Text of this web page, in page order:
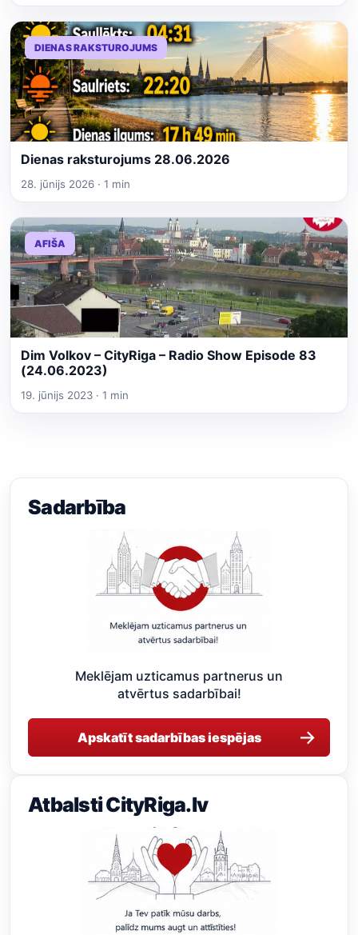
DIENAS RAKSTUROJUMS
Dienas raksturojums 28.06.2026
28. jūnijs 2026 · 1 min
AFIŠA
Dim Volkov – CityRiga – Radio Show Episode 83
(24.06.2023)
19. jūnijs 2023 · 1 min
Sadarbība
Meklējam uzticamus partnerus un
atvērtus sadarbībai!
Apskatīt sadarbības iespējas →
Atbalsti CityRiga.lv